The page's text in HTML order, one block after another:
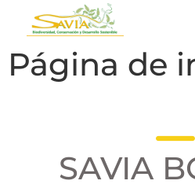
Página de
SAVIA